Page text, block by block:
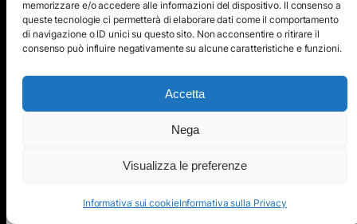
memorizzare e/o accedere alle informazioni del dispositivo. Il consenso a
queste tecnologie ci permetterà di elaborare dati come il comportamento
di navigazione o ID unici su questo sito. Non acconsentire o ritirare il
consenso può influire negativamente su alcune caratteristiche e funzioni.
Accetta
Nega
Visualizza le preferenze
Informativa sui cookieInformativa sulla Privacy
– Autore foto VSchagow
2019120310 Casio
ProTrek PRW 60Y-1AER barometer 2019.jpg
– Wikimedia Commons
A cosa servono i barometri in
campo nautico?
Sin dai tempi antichi, la possibilità di
accurata è stato sempre un fattore